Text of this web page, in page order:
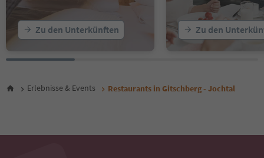
Zu den Unterkünften Zu den
Erlebnisse & Events Restaurants in Gitschberg - Jochtal